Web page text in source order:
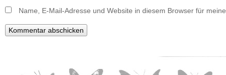
Name, E-Mail-Adresse und Website in diesem Browser für